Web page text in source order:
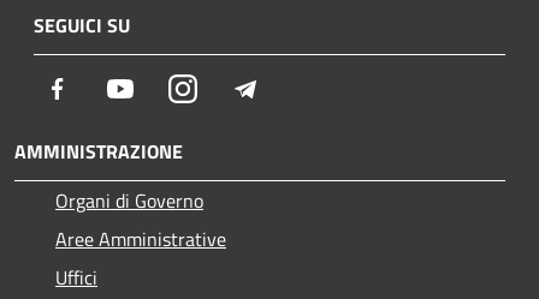
SEGUICI SU
Facebook YoutubeInstagram
AMMINISTRAZIONE
Organi di Governo
Aree Amministrative
Uffici